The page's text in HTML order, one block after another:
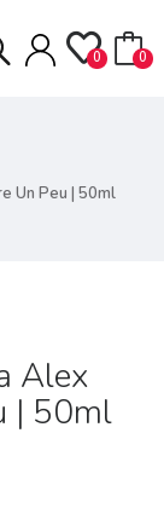
0 0
Un Peu | 50ml
Alex
| 50ml